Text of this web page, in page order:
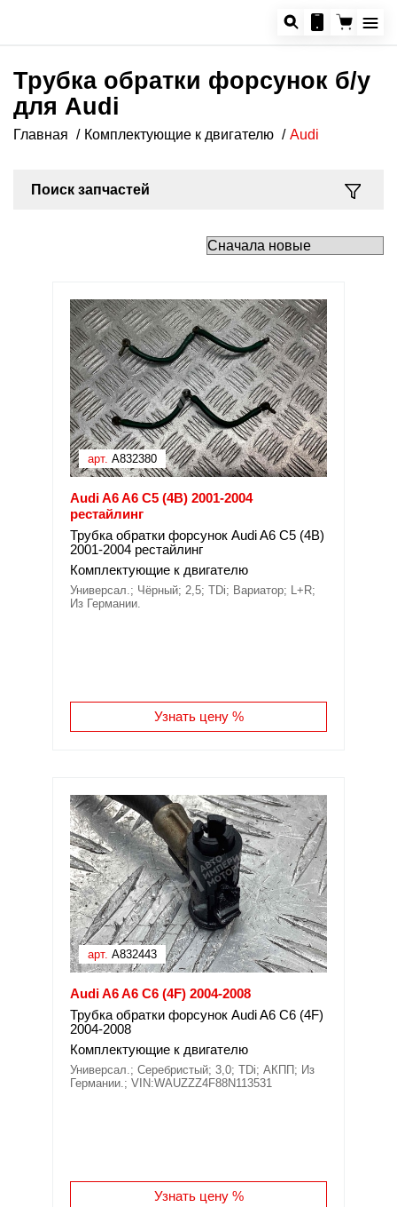
Трубка обратки форсунок б/у
для Audi
Главная Комплектующие к двигателю Audi
Поиск запчастей
арт. A832380
Audi A6 A6 C5 (4B) 2001-2004
рестайлинг
Трубка обратки форсунок Audi A6 C5 (4B)
2001-2004 рестайлинг
Комплектующие к двигателю
Универсал.; Чёрный; 2,5; TDi; Вариатор; L+R;
Из Германии.
Узнать цену %
арт. A832443
Audi A6 A6 C6 (4F) 2004-2008
Трубка обратки форсунок Audi A6 C6 (4F)
2004-2008
Комплектующие к двигателю
Универсал.; Серебристый; 3,0; TDi; АКПП; Из
Германии.; VIN:WAUZZZ4F88N113531
Узнать цену %